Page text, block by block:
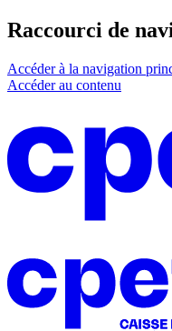
Raccourci de
Accéder à la navigation
Accéder au contenu